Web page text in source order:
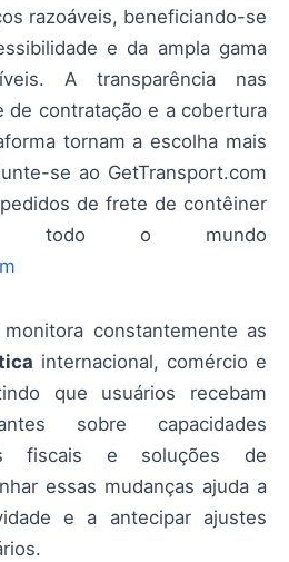
razoáveis, beneficiando-se
e da ampla gama
A transparência nas
de contratação e a cobertura
tornam a escolha mais
se ao GetTransport.com
de frete de contêiner
todo o mundo
constantemente as
internacional, comércio e
que usuários recebam
sobre capacidades
fiscais e soluções de
essas mudanças ajuda a
e a antecipar ajustes